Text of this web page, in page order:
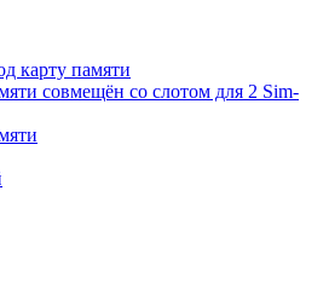
карту памяти
совмещён со слотом для 2 Sim-